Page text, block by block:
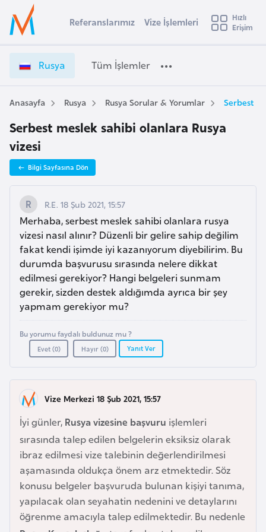
Ülke Seçimi
Başvuru yapmak istediğiniz ülkeyi seçin
Üye
Girişi
u
y
a
V
z
İ
ş
l
e
l
e
r
i
e
Referanslarımız Vize İşlemleri
Hızlı
Erişim
Rusya Tüm İşlemler
Anasayfa Rusya Rusya Sorular & Yorumlar Serbest
Serbest meslek sahibi olanlara Rusya
vizesi
Bilgi Sayfasına Dön
R.E. 18 Şub 2021, 15:57
Merhaba, serbest meslek sahibi olanlara rusya
vizesi nasıl alınır? Düzenli bir gelire sahip değilim
fakat kendi işimde iyi kazanıyorum diyebilirim. Bu
durumda başvurusu sırasında nelere dikkat
edilmesi gerekiyor? Hangi belgeleri sunmam
gerekir, sizden destek aldığımda ayrıca bir şey
yapmam gerekiyor mu?
Bu yorumu faydalı buldunuz mu ?
Evet (0) Hayır (0) Yanıt Ver
Vize Merkezi 18 Şub 2021, 15:57
İyi günler, Rusya vizesine başvuru işlemleri
sırasında talep edilen belgelerin eksiksiz olarak
ibraz edilmesi vize talebinin değerlendirilmesi
aşamasında oldukça önem arz etmektedir. Söz
konusu belgeler başvuruda bulunan kişiyi tanıma,
yapılacak olan seyahatin nedenini ve detaylarını
öğrenme amacıyla talep edilmektedir. Bu nedenle
s
t
r
a
A
v
u
s
t
u
r
y
a
A
z
e
b
a
y
c
a
n
B
h